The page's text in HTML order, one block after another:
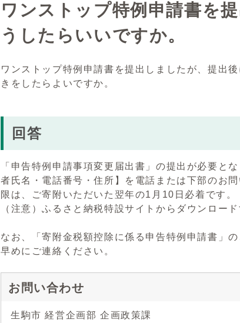
ワンストップ特例申請書を
うしたらいいですか。
ワンストップ特例申請書を提出しましたが、提出
きをしたらよいですか。
回答
「申告特例申請事項変更届出書」の提出が必要と
者氏名・電話番号・住所】を電話または下部のお
限は、ご寄附いただいた翌年の1月10日必着です。
（注意）ふるさと納税特設サイトからダウンロー
なお、「寄附金税額控除に係る申告特例申請書」
早めにご連絡ください。
お問い合わせ
生駒市 経営企画部 企画政策課